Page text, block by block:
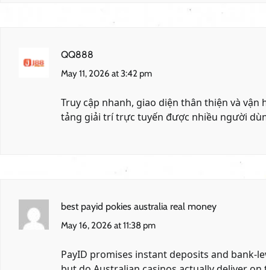
QQ888
May 11, 2026 at 3:42 pm
Truy cập nhanh, giao diện thân thiện và
tảng giải trí trực tuyến được nhiều người
best payid pokies australia real money
May 16, 2026 at 11:38 pm
PayID promises instant deposits and bank-